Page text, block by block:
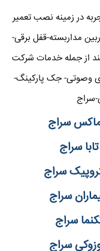
در زمینه نصب تعمیر
مداربسته-قفل برقی-
از جمله خدمات شرکت
وصوتی- جک پارکینگ-
سراج
سراج
سراج
سراج
سراج
سراج
سراج